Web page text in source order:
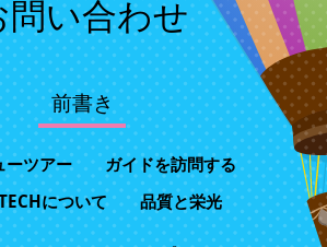
問い合わせ
前書き
ーツアー
ガイドを訪問する
について
品質と栄光